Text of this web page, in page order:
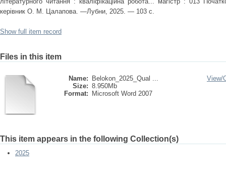
керівник О. М. Цалапова. —Лубни, 2025. — 103 с.
Show full item record
Files in this item
Name:
Belokon_2025_Qual ...
Size: 8.950Mb
Format:
Microsoft Word 2007
View/
This item appears in the following Collection(s)
2025